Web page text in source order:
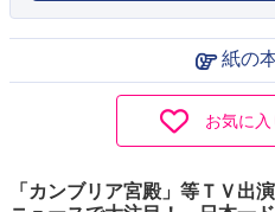
紙の
お気に入
「カンブリア宮殿」等ＴＶ